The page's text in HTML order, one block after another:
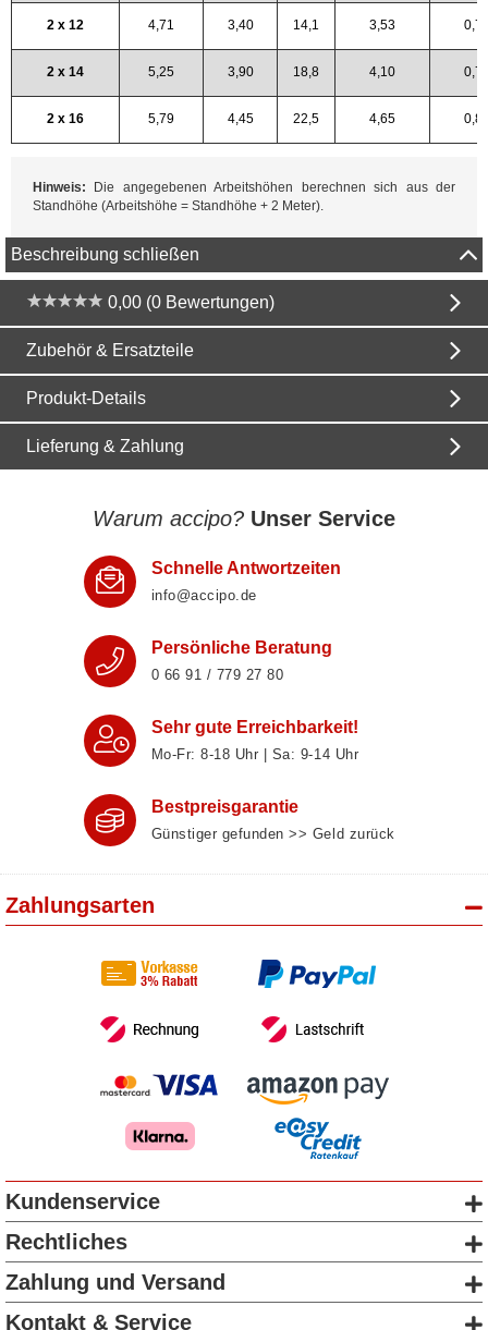
2 x 12 4,71 3,40 14,1 3,53
2 x 14 5,25 3,90 18,8 4,10
2 x 16 5,79 4,45 22,5 4,65
Hinweis: Die angegebenen Arbeitshöhen berechnen sich aus der
Standhöhe (Arbeitshöhe = Standhöhe + 2 Meter).
Beschreibung schließen
0,00 (0 Bewertungen)
Zubehör & Ersatzteile
Produkt-Details
Lieferung & Zahlung
Warum accipo? Unser Service
Schnelle Antwortzeiten
info@accipo.de
Persönliche Beratung
0 66 91 / 779 27 80
Sehr gute Erreichbarkeit!
Mo-Fr: 8‑18 Uhr | Sa: 9‑14 Uhr
Bestpreisgarantie
Günstiger gefunden >> Geld zurück
Zahlungsarten
Kundenservice
Rechtliches
Zahlung und Versand
Kontakt & Service